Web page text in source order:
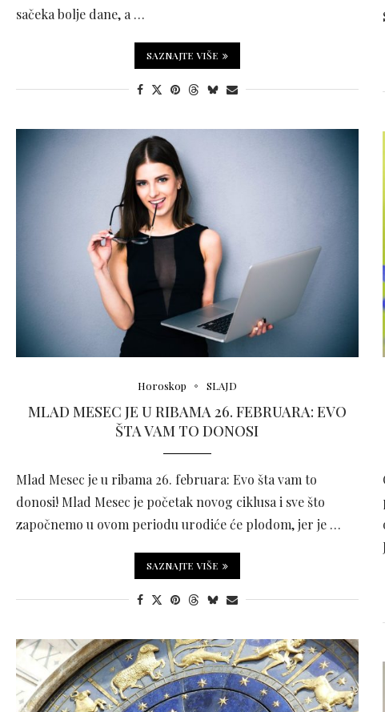
sačeka bolje dane, a …
SAZNAJTE VIŠE
Horoskop SLAJD
MLAD MESEC JE U RIBAMA 26. FEBRUARA: EVO
ŠTA VAM TO DONOSI
Mlad Mesec je u ribama 26. februara: Evo šta vam to
donosi! Mlad Mesec je početak novog ciklusa i sve što
započnemo u ovom periodu urodiće će plodom, jer je …
SAZNAJTE VIŠE